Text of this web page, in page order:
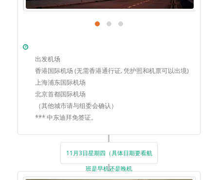
出发机场
香港国际机场 (无需香港通行证, 凭护照和机票可以出境)
上海浦东国际机场
北京首都国际机场
（其他城市请与组委会确认）
*** 中东迪拜免签证。
11月3日星期四（具体日期要看航
班是早机还是晚机